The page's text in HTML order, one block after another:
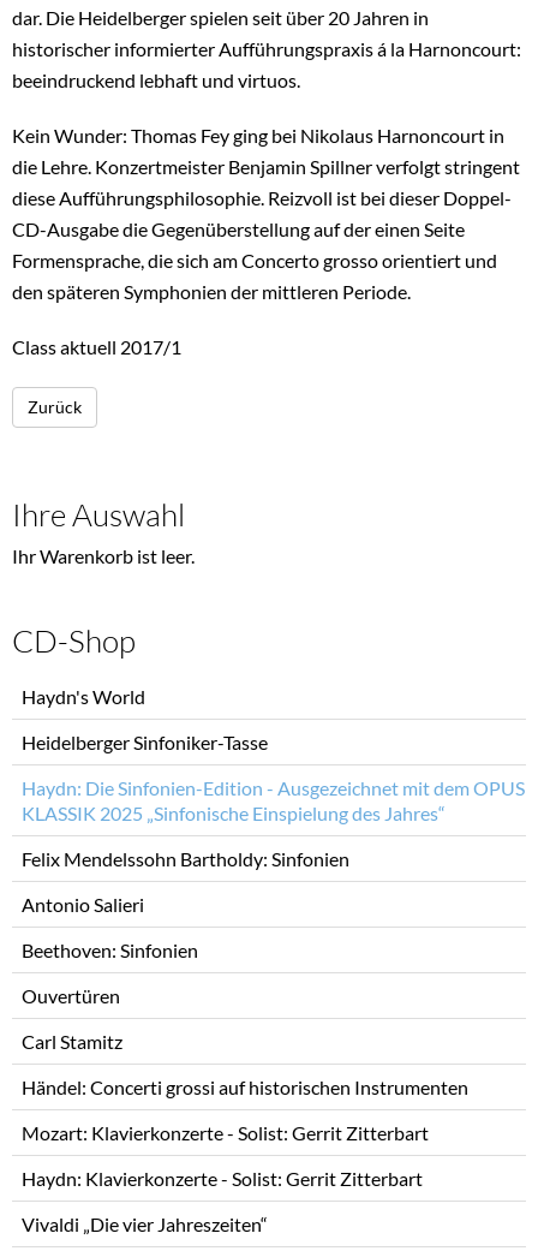
dar. Die Heidelberger spielen seit über 20 Jahren in
historischer informierter Aufführungspraxis á la Harnoncourt:
beeindruckend lebhaft und virtuos.
Kein Wunder: Thomas Fey ging bei Nikolaus Harnoncourt in
die Lehre. Konzertmeister Benjamin Spillner verfolgt stringent
diese Aufführungsphilosophie. Reizvoll ist bei dieser Doppel-
CD-Ausgabe die Gegenüberstellung auf der einen Seite
Formensprache, die sich am Concerto grosso orientiert und
den späteren Symphonien der mittleren Periode.
Class aktuell 2017/1
Zurück
Ihre Auswahl
Ihr Warenkorb ist leer.
CD-Shop
überspringen
Haydn's World
Heidelberger Sinfoniker-Tasse
Haydn: Die Sinfonien-Edition - Ausgezeichnet mit dem OPUS
KLASSIK 2025 „Sinfonische Einspielung des Jahres“
Felix Mendelssohn Bartholdy: Sinfonien
Antonio Salieri
Beethoven: Sinfonien
Ouvertüren
Carl Stamitz
Händel: Concerti grossi auf historischen Instrumenten
Mozart: Klavierkonzerte - Solist: Gerrit Zitterbart
Haydn: Klavierkonzerte - Solist: Gerrit Zitterbart
Vivaldi „Die vier Jahreszeiten“